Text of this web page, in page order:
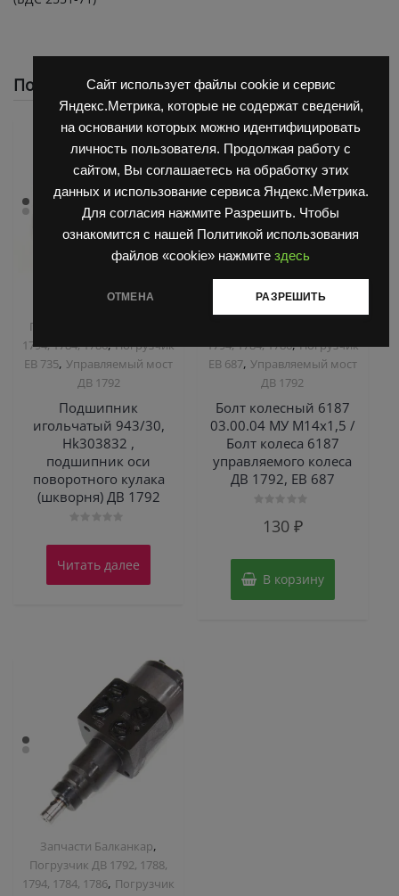
Сайт использует файлы cookie и сервис
Яндекс.Метрика, которые не содержат сведений,
на основании которых можно идентифицировать
личность пользователя. Продолжая работу с
сайтом, Вы соглашаетесь на обработку этих
данных и использование сервиса Яндекс.Метрика.
Для согласия нажмите Разрешить. Чтобы
ознакомится с нашей Политикой использования
файлов «cookie» нажмите здесь
ОТМЕНА РАЗРЕШИТЬ
Похожие
Погрузчик ДВ 1792, 1788,
1794, 1784, 1786,Погрузчик
ЕВ 735,Управляемый мост
ДВ 1792
Подшипник
игольчатый 943/30,
Hk303832 ,
подшипник оси
поворотного кулака
(шкворня) ДВ 1792
0
5
Читать далее
1794, 1784, 1786,Погрузчик
ЕВ 687, Управляемый мост
ДВ 1792
Болт колесный 6187
03.00.04 МУ М14х1,5 /
Болт колеса 6187
управляемого колеса
ДВ 1792, ЕВ 687
130 ₽
В корзину
Запчасти Балканкар,
Погрузчик ДВ 1792, 1788,
1794, 1784, 1786, Погрузчик